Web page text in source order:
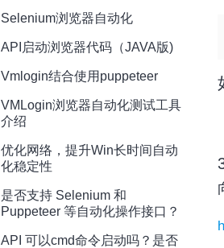
Selenium浏览器自动化
API启动浏览器代码（JAVA版)
Vmlogin结合使用puppeteer
VMLogin浏览器自动化测试工具
介绍
优化网络，提升Win长时间自动
化稳定性
是否支持 Selenium 和
Puppeteer 等自动化操作接口？
API 可以cmd命令启动吗？是否